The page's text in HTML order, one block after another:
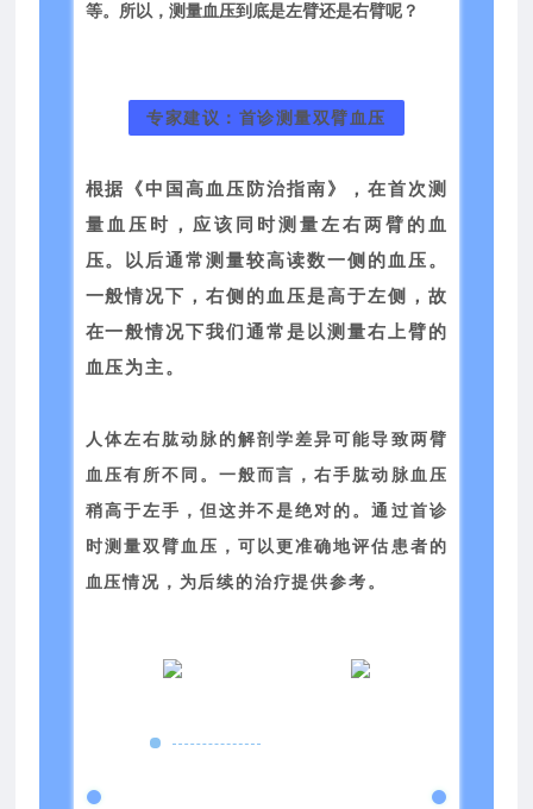
等。所以，测量血压到底是左臂还是右臂呢？
专家建议：首诊测量双臂血压
根据《中国高血压防治指南》，在首次测
量血压时，应该同时测量左右两臂的血
压。以后通常测量较高读数一侧的血压。
一般情况下，右侧的血压是高于左侧，故
在一般情况下我们通常是以测量右上臂的
血压为主。
人体左右肱动脉的解剖学差异可能导致两臂
血压有所不同。一般而言，右手肱动脉血压
稍高于左手，但这并不是绝对的。通过首诊
时测量双臂血压，可以更准确地评估患者的
血压情况，为后续的治疗提供参考。